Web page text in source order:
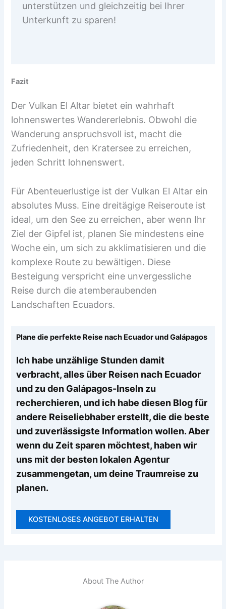
unterstützen und gleichzeitig bei Ihrer
Unterkunft zu sparen!
Fazit
Der Vulkan El Altar bietet ein wahrhaft
lohnenswertes Wandererlebnis. Obwohl die
Wanderung anspruchsvoll ist, macht die
Zufriedenheit, den Kratersee zu erreichen,
jeden Schritt lohnenswert.
Für Abenteuerlustige ist der Vulkan El Altar ein
absolutes Muss. Eine dreitägige Reiseroute ist
ideal, um den See zu erreichen, aber wenn Ihr
Ziel der Gipfel ist, planen Sie mindestens eine
Woche ein, um sich zu akklimatisieren und die
komplexe Route zu bewältigen. Diese
Besteigung verspricht eine unvergessliche
Reise durch die atemberaubenden
Landschaften Ecuadors.
Plane die perfekte Reise nach Ecuador und Galápagos
Ich habe unzählige Stunden damit
verbracht, alles über Reisen nach Ecuador
und zu den Galápagos-Inseln zu
recherchieren, und ich habe diesen Blog für
andere Reiseliebhaber erstellt, die die beste
und zuverlässigste Information wollen. Aber
wenn du Zeit sparen möchtest, haben wir
uns mit der besten lokalen Agentur
zusammengetan, um deine Traumreise zu
planen.
KOSTENLOSES ANGEBOT ERHALTEN
About The Author